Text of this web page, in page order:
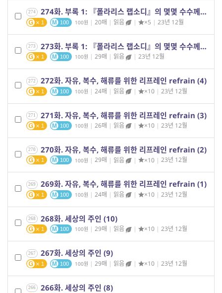
274 274화. 부록 1: 『폴라리스 랩소디』의 몇몇 수수께끼들 (2)
1 100 100 | 20매 | 읽음 | ×5 | 23년 12월
273 273화. 부록 1: 『폴라리스 랩소디』의 몇몇 수수께끼들 (1)
1 100 100 | 29매 | 읽음 | 23년 12월
272 272화. 자유, 복수, 해류를 위한 리프레인 refrain (4)
1 100 100 | 24매 | 읽음 | ×10 | 23년 12월
271 271화. 자유, 복수, 해류를 위한 리프레인 refrain (3)
1 100 100 | 26매 | 읽음 | ×10 | 23년 12월
270 270화. 자유, 복수, 해류를 위한 리프레인 refrain (2)
1 100 100 | 29매 | 읽음 | ×10 | 23년 12월
269 269화. 자유, 복수, 해류를 위한 리프레인 refrain (1)
1 100 100 | 24매 | 읽음 | ×10 | 23년 12월
268 268화. 세상의 주인 (10)
1 100 100 | 29매 | 읽음 | ×10 | 23년 12월
267 267화. 세상의 주인 (9)
1 100 100 | 29매 | 읽음 | ×10 | 23년 12월
266 266화. 세상의 주인 (8)